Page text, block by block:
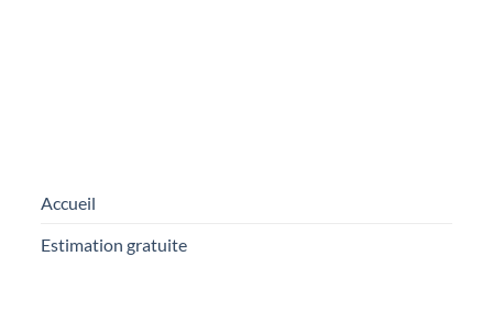
Accueil
Estimation gratuite